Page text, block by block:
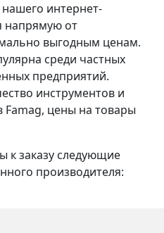
нашего интернет-
напрямую от
выгодным ценам.
среди частных
предприятий.
инструментов и
Famag, цены на товары
к заказу следующие
производителя: